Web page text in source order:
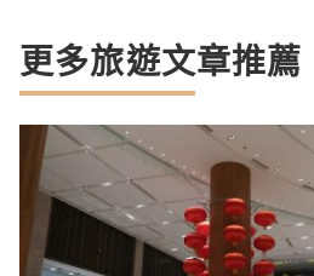
更多旅遊文章推薦